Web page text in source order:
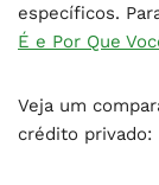
específicos.
É e Por Que
Veja um
crédito privado: